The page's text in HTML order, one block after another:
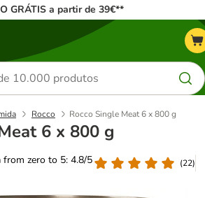
GRÁTIS a partir de 39€**
Rocco Rocco Single Meat 6 x 800 g
6 x 800 g
from zero to 5: 4.8/5
(22)